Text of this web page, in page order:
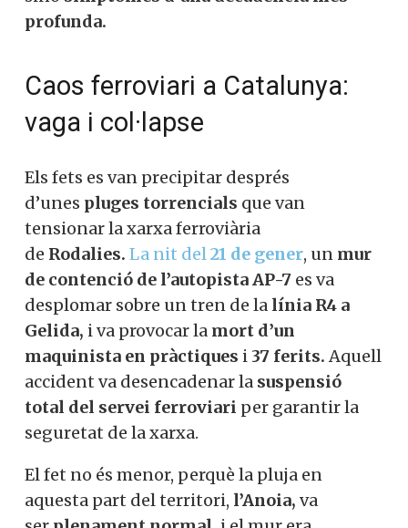
posterior-
sinó
Caos ferroviari a Catalunya:
vaga i col·lapse
Els fets es van precipitar després
d’unes pluges torrencials
tensionar la xarxa ferroviària
de
Rodalies. La nit del
21 de
gener
un
mur de contenció de l’autopista
es va desplomar sobre un tren de
línia R4 a Gelida, i va provocar la
mort
d’un maquinista en pràctiques
i
Aquell accident va desencadenar
suspensió total del servei
ferroviariper garantir la seguretat de la
xarxa.